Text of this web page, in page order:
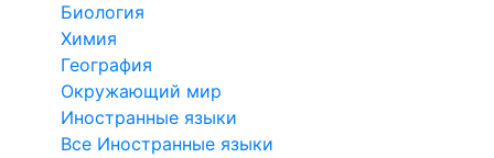
Биология
Химия
География
Окружающий мир
Иностранные языки
Все Иностранные языки